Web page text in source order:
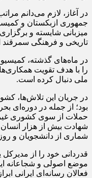
در آغاز، لازم می‌دانم
جمهوری ازبکستان و
میزبانی شایسته و
تاریخی و فرهنگی سمرقند
در ماه‌های گذشته،
را با هدف تقویت
ملی دنبال کرده است.
در جریان این تلاش‌ها،
بود؛ از جمله در دوره‌ای
حملات از سوی کشوری
شماری از دانشجویان و
قدردانی خود را از مدیرکل
موضع اصولی و شجاعانه
فعالان رسانه‌ای ایرانی